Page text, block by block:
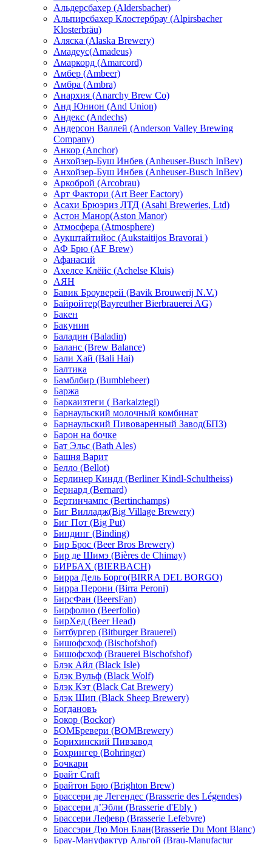
Альдерсбахер (Aldersbacher)
Альпирсбахер Клостербрау (Alpirsbacher
Klosterbräu)
Аляска (Alaska Brewery)
Амадеус(Amadeus)
Амаркорд (Amarcord)
Амбер (Ambeer)
Амбра (Ambra)
Анархия (Anarchy Brew Co)
Анд Юнион (And Union)
Андекс (Andechs)
Андерсон Валлей (Anderson Valley Brewing
Company)
Анкор (Anchor)
Анхойзер-Буш Инбев (Anheuser-Busch InBev)
Анхойзер-Буш Инбев (Anheuser-Busch InBev)
Аркоброй (Arcobrau)
Арт Фактори (Art Beer Eactory)
Асахи Брюэриз ЛТД (Asahi Breweries, Ltd)
Астон Манор(Aston Manor)
Атмосфера (Atmosphere)
Аукштайтийос (Aukstaitijos Bravorai )
АФ Брю (AF Brew)
Афанасий
Ахелсе Клёйс (Achelse Kluis)
АЯН
Бавик Броуверей (Bavik Brouwerij N.V.)
Байройтер(Bayreuther Bierbrauerei AG)
Бакен
Бакунин
Баладин (Baladin)
Баланс (Brew Balance)
Бали Хай (Bali Hai)
Балтика
Бамблбир (Bumblebeer)
Баржа
Баркаизтеги ( Barkaiztegi)
Барнаульский молочный комбинат
Барнаульский Пивоваренный Завод(БПЗ)
Барон на бочке
Бат Эльс (Bath Ales)
Башня Варит
Белло (Bellot)
Берлинер Киндл (Berliner Kindl-Schultheiss)
Бернард (Bernard)
Бертинчампс (Bertinchamps)
Биг Вилладж(Big Village Brewery)
Биг Пот (Big Put)
Биндинг (Binding)
Бир Брос (Beer Bros Brewery)
Бир де Шимэ (Bières de Chimay)
БИРБАХ (BIERBACH)
Бирра Дель Борго(BIRRA DEL BORGO)
Бирра Перони (Birra Peroni)
БирсФан (BeersFan)
Бирфолио (Beerfolio)
БирХед (Beer Head)
Битбургер (Bitburger Brauerei)
Бишофсхоф (Bischofshof)
Бишофсхоф (Brauerei Bischofshof)
Блэк Айл (Black Isle)
Блэк Вульф (Black Wolf)
Блэк Кэт (Black Cat Brewery)
Блэк Шип (Black Sheep Brewery)
Богдановъ
Бокор (Bockor)
БОМБревери (BOMBrewery)
Борихинский Пивзавод
Бохрингер (Bohringer)
Бочкари
Брайт Craft
Брайтон Брю (Brighton Brew)
Брассери де Легендес (Brasserie des Légendes)
Брассери д’Эбли (Brasserie d'Ebly )
Брассери Лефевр (Brasserie Lefebvre)
Брассэри Дю Мон Блан(Brasserie Du Mont Blanc)
Брау-Мануфактур Альгой (Brau-Manufactur